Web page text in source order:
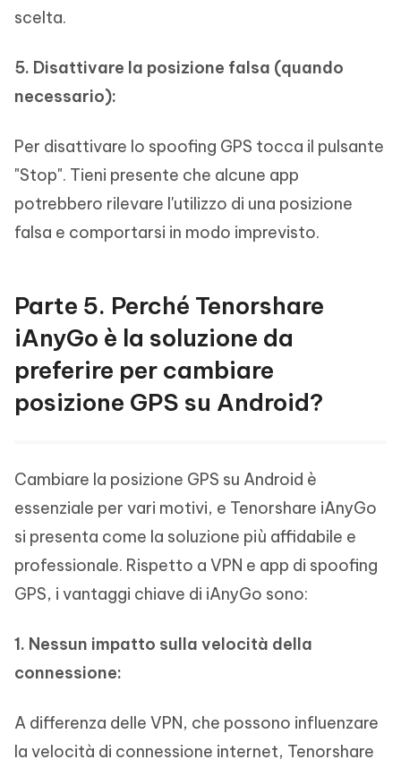
scelta.
5. Disattivare la posizione falsa (quando
necessario):
Per disattivare lo spoofing GPS tocca il pulsante
"Stop". Tieni presente che alcune app
potrebbero rilevare l'utilizzo di una posizione
falsa e comportarsi in modo imprevisto.
Parte 5. Perché Tenorshare
iAnyGo è la soluzione da
preferire per cambiare
posizione GPS su Android?
Cambiare la posizione GPS su Android è
essenziale per vari motivi, e Tenorshare iAnyGo
si presenta come la soluzione più affidabile e
professionale. Rispetto a VPN e app di spoofing
GPS, i vantaggi chiave di iAnyGo sono:
1. Nessun impatto sulla velocità della
connessione:
A differenza delle VPN, che possono influenzare
la velocità di connessione internet, Tenorshare